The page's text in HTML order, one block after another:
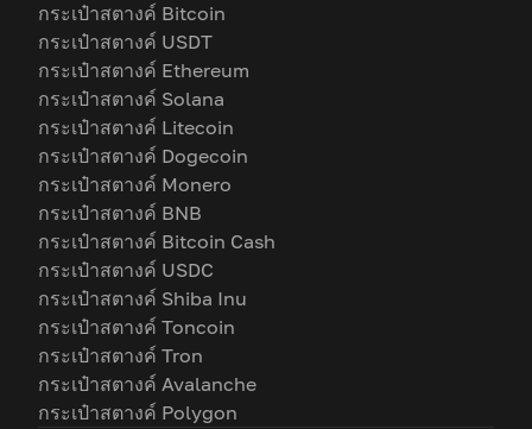
กระเป๋าสตางค์ Bitcoin
กระเป๋าสตางค์ USDT
กระเป๋าสตางค์ Ethereum
กระเป๋าสตางค์ Solana
กระเป๋าสตางค์ Litecoin
กระเป๋าสตางค์ Dogecoin
กระเป๋าสตางค์ Monero
กระเป๋าสตางค์ BNB
กระเป๋าสตางค์ Bitcoin Cash
กระเป๋าสตางค์ USDC
กระเป๋าสตางค์ Shiba Inu
กระเป๋าสตางค์ Toncoin
กระเป๋าสตางค์ Tron
กระเป๋าสตางค์ Avalanche
กระเป๋าสตางค์ Polygon